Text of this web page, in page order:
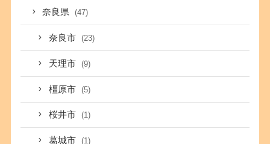
奈良県 (47)
奈良市 (23)
天理市 (9)
橿原市 (5)
桜井市 (1)
葛城市 (1)